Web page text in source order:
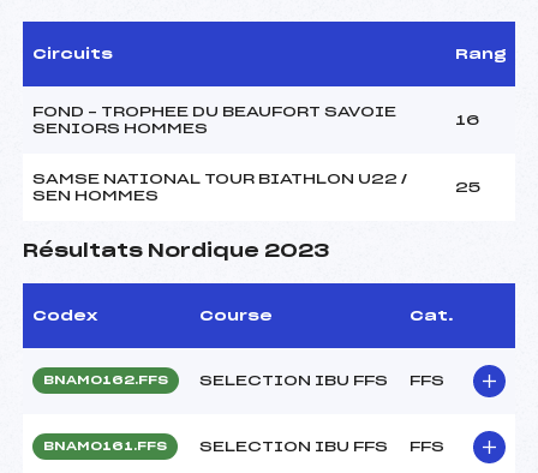
Circuits Rang
FOND – TROPHEE DU BEAUFORT SAVOIE
SENIORS HOMMES
16
SAMSE NATIONAL TOUR BIATHLON U22 /
SEN HOMMES
25
Résultats Nordique 2023
Codex Course Cat.
BNAM0162.FFS SELECTION IBU FFS FFS
BNAM0161.FFS SELECTION IBU FFS FFS